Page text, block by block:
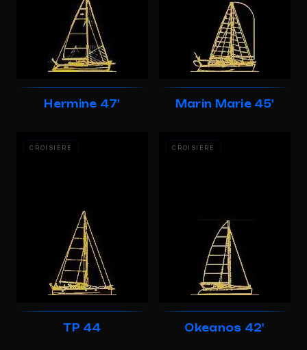
Hermine 47' Marin Marie 45'
CROISIÈRE
TP 44
CROISIÈRE
Okeanos 42'